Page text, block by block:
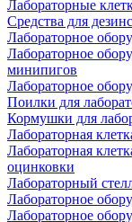
Лабораторные
Средства для
Лабораторное
Лабораторное
минипигов
Лабораторное
Поилки для
Кормушки для
Лабораторная
Лабораторная
оцинковки
Лабораторный
Лабораторное
Лабораторное